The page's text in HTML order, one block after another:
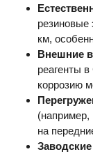
резиновые
км,
Внешние
реагенты
коррозию
(например,
на